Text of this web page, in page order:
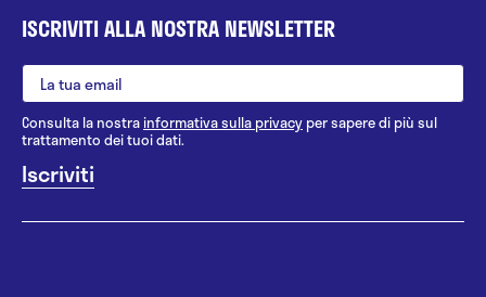
ISCRIVITI ALLA NOSTRA NEWSLETTER
Consulta la nostrainformativa sulla privacy per sapere di più sul
trattamento dei tuoi dati.